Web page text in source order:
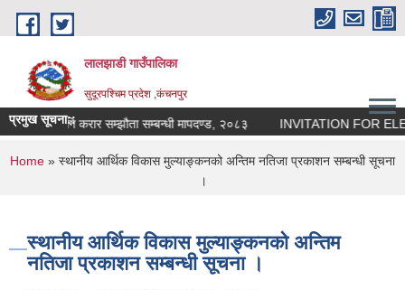
Skip to main content
लालझाडी गाउँपालिका
सुदूरपश्चिम प्रदेश ,कंचनपुर
प्रमुख सूचना::
अवधिको लागि करार सम्झौता सम्बन्धी मापदण्ड, २०८३ INVITATION FOR
You are here
Home » स्थानीय आर्थिक विकास मुल्याङ्कनको अन्तिम नतिजा प्रकाशन सम्बन्धी सूचना
।
स्थानीय आर्थिक विकास मुल्याङ्कनको अन्तिम
नतिजा प्रकाशन सम्बन्धी सूचना ।